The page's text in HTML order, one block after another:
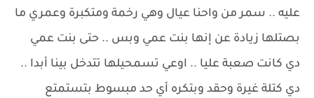
عليه .. سمر من واحنا عيال وهي رخمة ومتكبرة وعمري ما
بصتلها زيادة عن إنها بنت عمي وبس .. حتى بنت عمي
دي كانت صعبة عليا .. اوعي تسمحيلها تتدخل بينا أبدا ..
دي كتلة غيرة وحقد وبتكره أي حد مبسوط بتستمتع